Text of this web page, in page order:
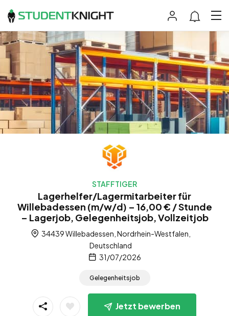
STAFFTIGER
Lagerhelfer/Lagermitarbeiter für
Willebadessen (m/w/d) – 16,00 € / Stunde
– Lagerjob, Gelegenheitsjob, Vollzeitjob
34439 Willebadessen, Nordrhein-Westfalen,
Deutschland
31/07/2026
Gelegenheitsjob
Jetzt bewerben